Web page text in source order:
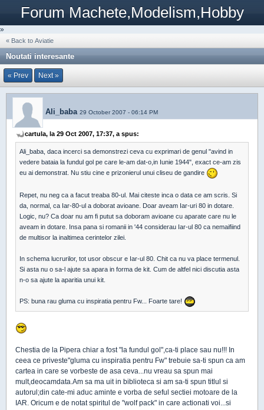
Forum Machete,Modelism,Hobby
»
« Back to Aviatie
Noutati interesante
« Prev Next »
Ali_baba 29 October 2007 - 06:14 PM
cartula, la 29 Oct 2007, 17:37, a spus:
Ali_baba, daca incerci sa demonstrezi ceva cu exprimari de genul "avind in
vedere bataia la fundul gol pe care le-am dat-o,in Iunie 1944", exact ce-am zis
eu ai demonstrat. Nu stiu cine e prizonierul unui cliseu de gandire
Repet, nu neg ca a facut treaba 80-ul. Mai citeste inca o data ce am scris. Si
da, normal, ca Iar-80-ul a doborat avioane. Doar aveam Iar-uri 80 in dotare.
Logic, nu? Ca doar nu am fi putut sa doboram avioane cu aparate care nu le
aveam in dotare. Insa pana si romanii in '44 considerau Iar-ul 80 ca nemaifiind
de multisor la inaltimea cerintelor zilei.
In schema lucrurilor, tot usor obscur e Iar-ul 80. Chit ca nu va place termenul.
Si asta nu o sa-l ajute sa apara in forma de kit. Cum de altfel nici discutia asta
n-o sa ajute la aparitia unui kit.
PS: buna rau gluma cu inspiratia pentru Fw... Foarte tare!
Chestia de la Pipera chiar a fost "la fundul gol",ca-ti place sau nu!!! In
ceea ce priveste"gluma cu inspiratia pentru Fw" trebuie sa-ti spun ca am
cartea in care se vorbeste de asa ceva...nu vreau sa spun mai
mult,deocamdata.Am sa ma uit in biblioteca si am sa-ti spun titlul si
autorul;din cate-mi aduc aminte e vorba de seful sectiei motoare de la
IAR. Oricum e de notat spiritul de "wolf pack" in care actionati voi...si